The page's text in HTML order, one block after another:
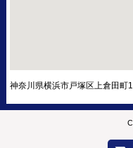
神奈川県横浜市戸塚区上倉田町